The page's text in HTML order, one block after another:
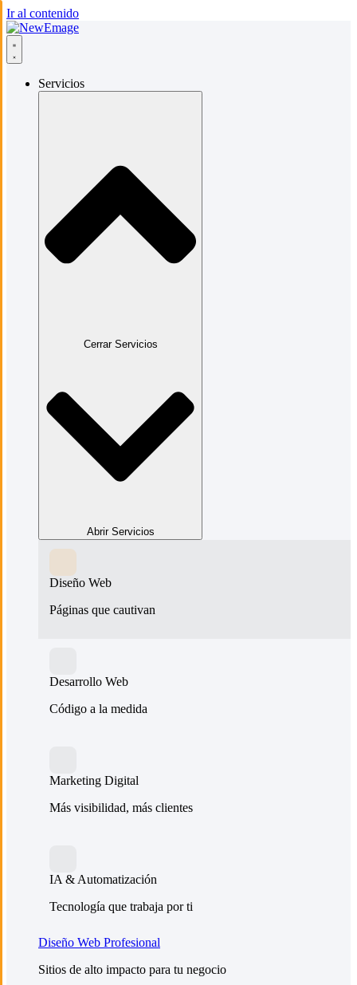
Ir al contenido
Servicios
Cerrar Servicios
Abrir Servicios
Diseño Web
Páginas que cautivan
Desarrollo Web
Código a la medida
Marketing Digital
Más visibilidad, más clientes
IA & Automatización
Tecnología que trabaja por ti
Diseño Web Profesional
Sitios de alto impacto para tu negocio